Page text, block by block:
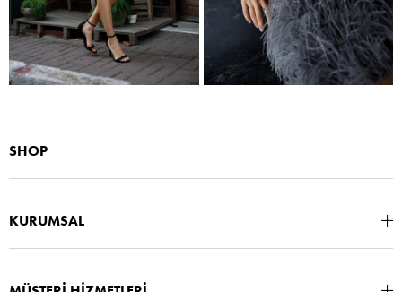
SHOP
KURUMSAL